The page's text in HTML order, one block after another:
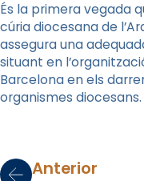
És la primera vegada
cúria diocesana de
assegura una
situant en
Barcelona en els
organismes diocesans.
Anterior